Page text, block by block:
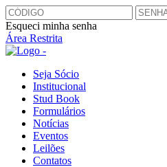
Esqueci minha senha
Área Restrita
Seja Sócio
Institucional
Stud Book
Formulários
Notícias
Eventos
Leilões
Contatos